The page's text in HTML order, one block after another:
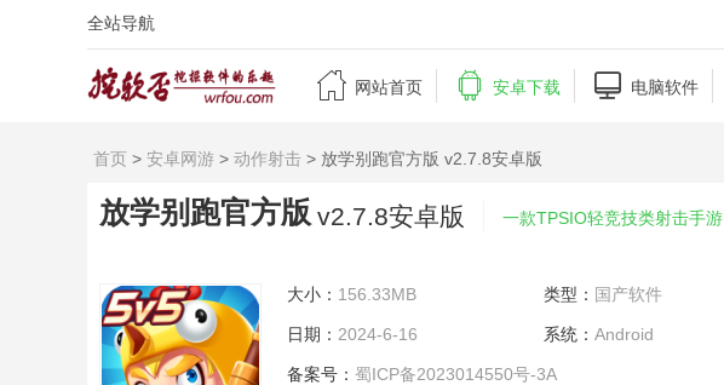
全站导航
 网站首页  安卓下载  电脑软件
首页 > 安卓网游 > 动作射击 > 放学别跑官方版 v2.7.8安卓版
放学别跑官方版 v2.7.8安卓版 一款TPSIO轻竞技类射击手游
大小： 156.33MB 类型： 国产软件
日期： 2024-6-16 系统： Android
备案号： 蜀ICP备2023014550号-3A